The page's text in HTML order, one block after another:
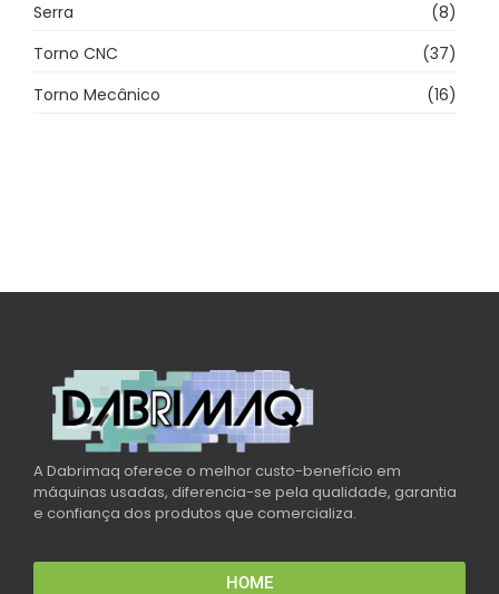
Serra
(8)
Torno CNC
(37)
Torno Mecânico
(16)
A Dabrimaq oferece o melhor custo-benefício em
máquinas usadas, diferencia-se pela qualidade, garantia
e confiança dos produtos que comercializa.
HOME